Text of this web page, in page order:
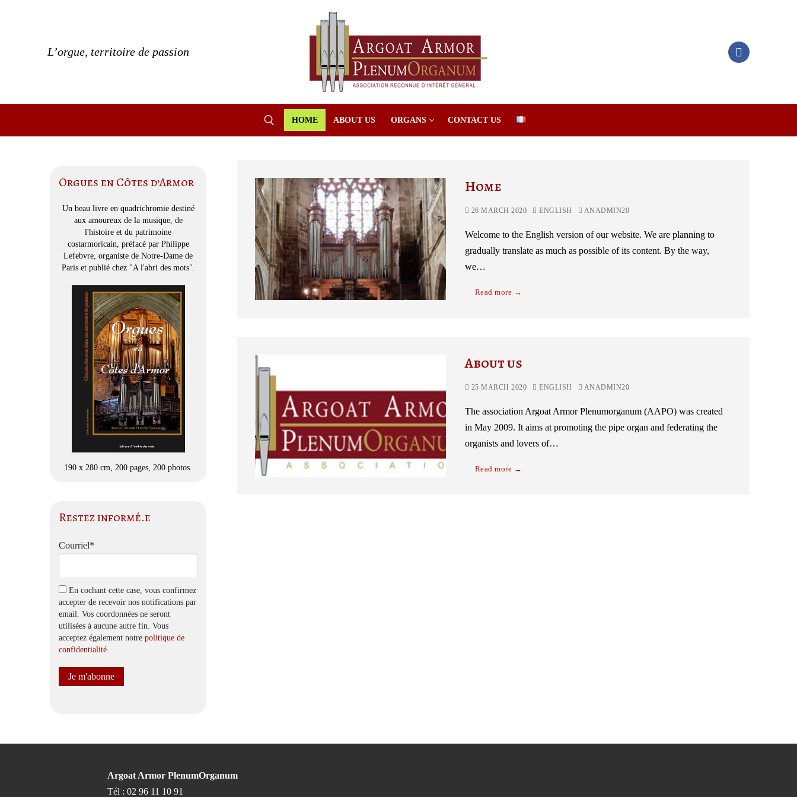
L’orgue, territoire de passion
HOME ABOUT US ORGANS CONTACT US
Home
26 MARCH 2020 ENGLISH ANADMIN20
Welcome to the English version of our website. We are planning to
gradually translate as much as possible of its content. By the way,
we…
Read more →
About us
25 MARCH 2020 ENGLISH ANADMIN20
The association Argoat Armor Plenumorganum (AAPO) was created
in May 2009. It aims at promoting the pipe organ and federating the
organists and lovers of…
Read more →
Orgues en Côtes d’Armor
Un beau livre en quadrichromie destiné
aux amoureux de la musique, de
l'histoire et du patrimoine
costarmoricain, préfacé par Philippe
Lefebvre, organiste de Notre-Dame de
Paris et publié chez "A l'abri des mots".
190 x 280 cm, 200 pages, 200 photos.
Restez informé.e
Courriel*
En cochant cette case, vous confirmez
accepter de recevoir nos notifications par
email. Vos coordonnées ne seront
utilisées à aucune autre fin. Vous
acceptez également notre politique de
confidentialité
Argoat Armor PlenumOrganum
Tél : 02 96 11 10 91